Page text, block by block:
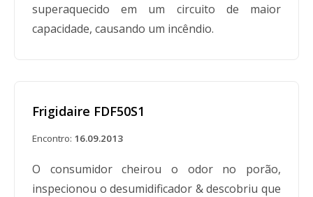
superaquecido em um circuito de maior
capacidade, causando um incêndio.
Frigidaire FDF50S1
Encontro: 16.09.2013
O consumidor cheirou o odor no porão,
inspecionou o desumidificador & descobriu que